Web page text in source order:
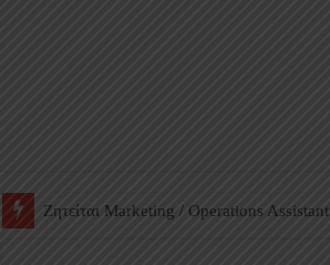
Ζητείται Βοηθός Αποθήκης σε Φαρμακείο